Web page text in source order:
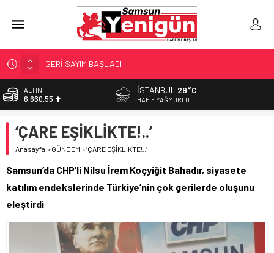
GERİ SAYIM BAŞLADI
SAMSUNSPOR’DA HEDEF 5’İNCİLİK!
‘BAFRA’YA YATIRIM YAPIN!’
YÖNETİCİ SEÇERKEN YAPILAN EN BÜYÜK HATALAR
ALTIN
6.660,55
13.779,39
DOLAR
55,1881
İSTANBUL 29°C
HAFIF YAĞMURLU
‘ÇARE EŞİKLİKTE!..’
Anasayfa » GÜNDEM »‘ÇARE EŞİKLİKTE!..’
Samsun’da CHP’li Nilsu İrem Koçyiğit Bahadır, siyasete
katılım endekslerinde Türkiye’nin çok gerilerde oluşunu
eleştirdi